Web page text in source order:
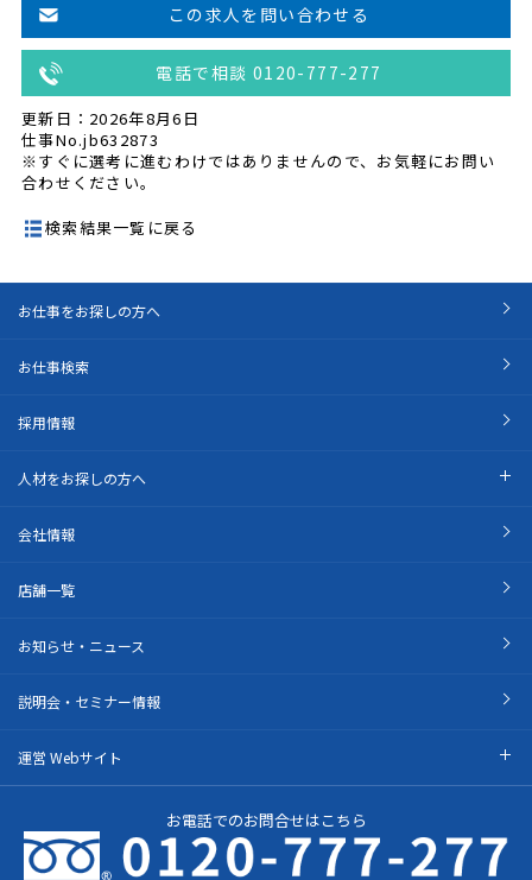
この求人を問い合わせる
電話で相談 0120-777-277
更新日：2026年8月6日
仕事No.jb632873
※すぐに選考に進むわけではありませんので、お気軽にお問い
合わせください。
検索結果一覧に戻る
お仕事をお探しの方へ
お仕事検索
採用情報
人材をお探しの方へ
会社情報
店舗一覧
お知らせ・ニュース
説明会・セミナー情報
運営 Webサイト
お電話でのお問合せはこちら